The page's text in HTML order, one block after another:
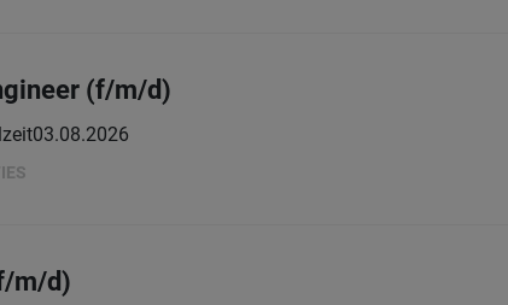
(f/m/d)
03.08.2026
m/d)